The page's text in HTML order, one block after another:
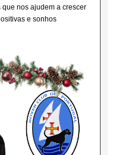
nos ajudem a crescer
e sonhos